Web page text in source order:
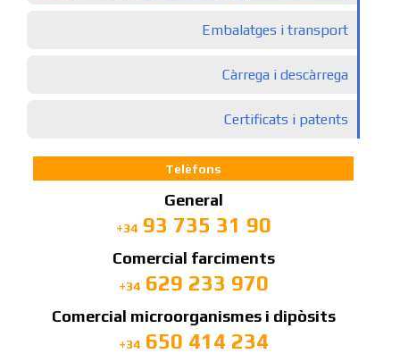
Embalatges i transport
Càrrega i descàrrega
Certificats i patents
Telèfons
General
+3493 735 31 90
Comercial farciments
+34629 233 970
Comercial microorganismes i dipòsits
+34650 414 234